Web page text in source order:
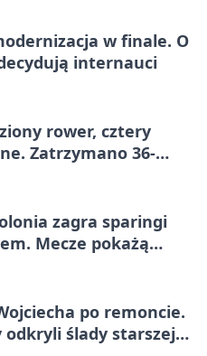
w finale. O
internauci
rower, cztery
Zatrzymano 36-
zagra sparingi
Mecze pokażą
po remoncie.
odkryli ślady starszej